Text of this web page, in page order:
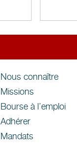
Nous connaître
Missions
Bourse à l’emploi
Adhérer
Mandats